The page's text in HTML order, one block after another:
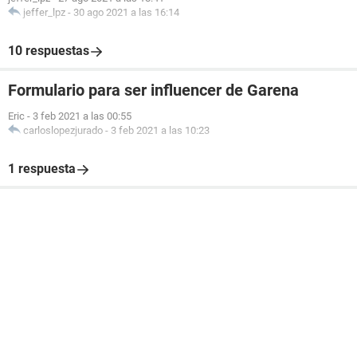
jeffer_lpz - 30 ago 2021 a las 16:14
10 respuestas
Formulario para ser influencer de Garena
Eric - 3 feb 2021 a las 00:55
carloslopezjurado - 3 feb 2021 a las 10:23
1 respuesta